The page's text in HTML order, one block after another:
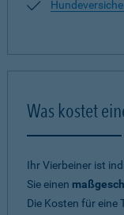
Was kostet
Ihr Vierbeiner ist
Sie einen
Die Kosten für eine